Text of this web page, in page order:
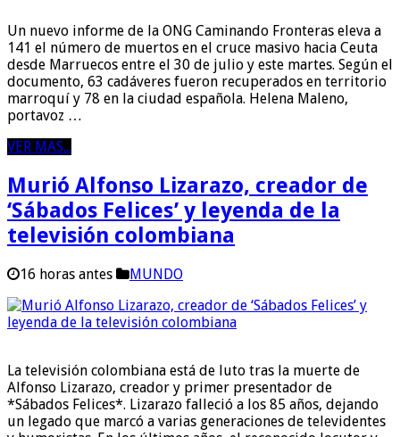
Un nuevo informe de la ONG Caminando Fronteras eleva a
141 el número de muertos en el cruce masivo hacia Ceuta
desde Marruecos entre el 30 de julio y este martes. Según el
documento, 63 cadáveres fueron recuperados en territorio
marroquí y 78 en la ciudad española. Helena Maleno,
portavoz …
VER MAS...
Murió Alfonso Lizarazo, creador de
‘Sábados Felices’ y leyenda de la
televisión colombiana
16 horas antes MUNDO
La televisión colombiana está de luto tras la muerte de
Alfonso Lizarazo, creador y primer presentador de
*Sábados Felices*. Lizarazo falleció a los 85 años, dejando
un legado que marcó a varias generaciones de televidentes